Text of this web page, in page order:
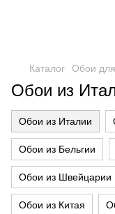
Каталог Обои
Обои из
Обои из Италии
Обои из Бельгии
Обои из Швейцарии
Обои из Китая